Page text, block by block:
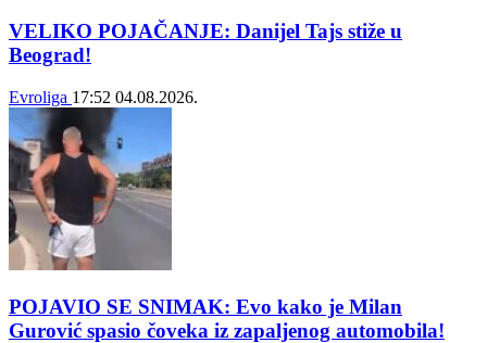
VELIKO POJAČANJE: Danijel Tajs stiže u
Beograd!
Evroliga 17:52 04.08.2026.
POJAVIO SE SNIMAK: Evo kako je Milan
Gurović spasio čoveka iz zapaljenog automobila!